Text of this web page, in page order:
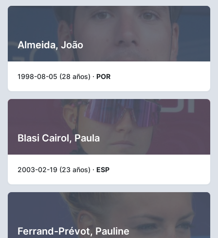
Almeida, João
1998-08-05 (28 años) · POR
Blasi Cairol, Paula
2003-02-19 (23 años) · ESP
Ferrand-Prévot, Pauline